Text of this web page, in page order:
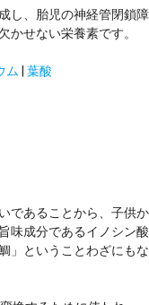
し、胎児の神経管閉鎖障
せない栄養素です。
ム | 葉酸
であることから、子供か
味成分であるイノシン酸
」ということわざにもな